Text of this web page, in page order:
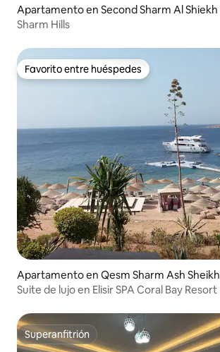
Apartamento en Second Sharm Al Shiekh
Sharm Hills
Favorito entre huéspedes
Favorito entre huéspedes
Apartamento en Qesm Sharm Ash Sheikh
Suite de lujo en Elisir SPA Coral Bay Resort
Superanfitrión
Superanfitrión